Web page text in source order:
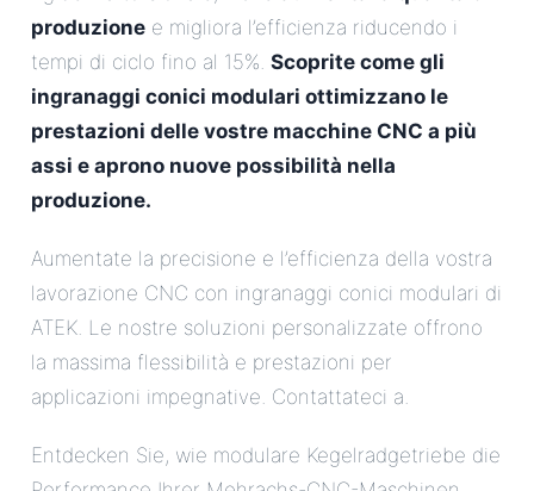
produzione e migliora l’efficienza riducendo i
tempi di ciclo fino al 15%. Scoprite come gli
ingranaggi conici modulari ottimizzano le
prestazioni delle vostre macchine CNC a più
assi e aprono nuove possibilità nella
produzione.
Aumentate la precisione e l’efficienza della vostra
lavorazione CNC con ingranaggi conici modulari di
ATEK. Le nostre soluzioni personalizzate offrono
la massima flessibilità e prestazioni per
applicazioni impegnative. Contattateci a.
Entdecken Sie, wie modulare Kegelradgetriebe die